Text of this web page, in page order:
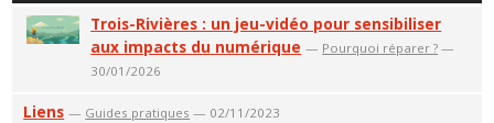
Trois-Rivières : un jeu-vidéo pour sensibiliser
aux impacts du numérique — Pourquoi réparer ? —
30/01/2026
Liens — Guides pratiques — 02/11/2023